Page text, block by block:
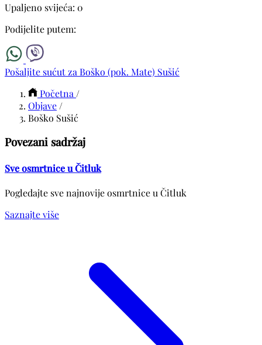
Upaljeno svijeća: 0
Podijelite putem:
Pošaljite sućut za Boško (pok. Mate) Sušić
Početna /
Objave /
Boško Sušić
Povezani sadržaj
Sve osmrtnice u Čitluk
Pogledajte sve najnovije osmrtnice u Čitluk
Saznajte više